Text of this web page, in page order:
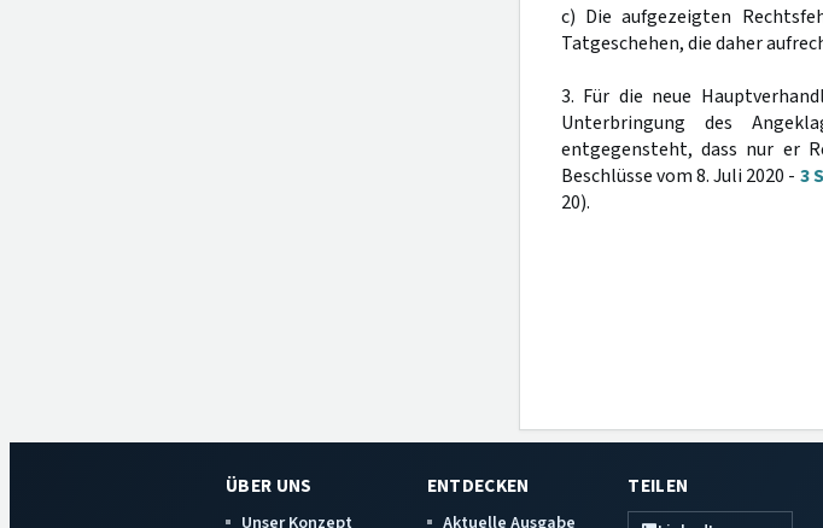
c) Die aufgezeigten
Tatgeschehen, die daher
3. Für die neue
Unterbringung des
entgegensteht, dass nur er
Beschlüsse vom 8. Juli 2020 - 3
20).
ÜBER UNS
Unser Konzept
ENTDECKEN
Aktuelle Ausgabe
TEILEN